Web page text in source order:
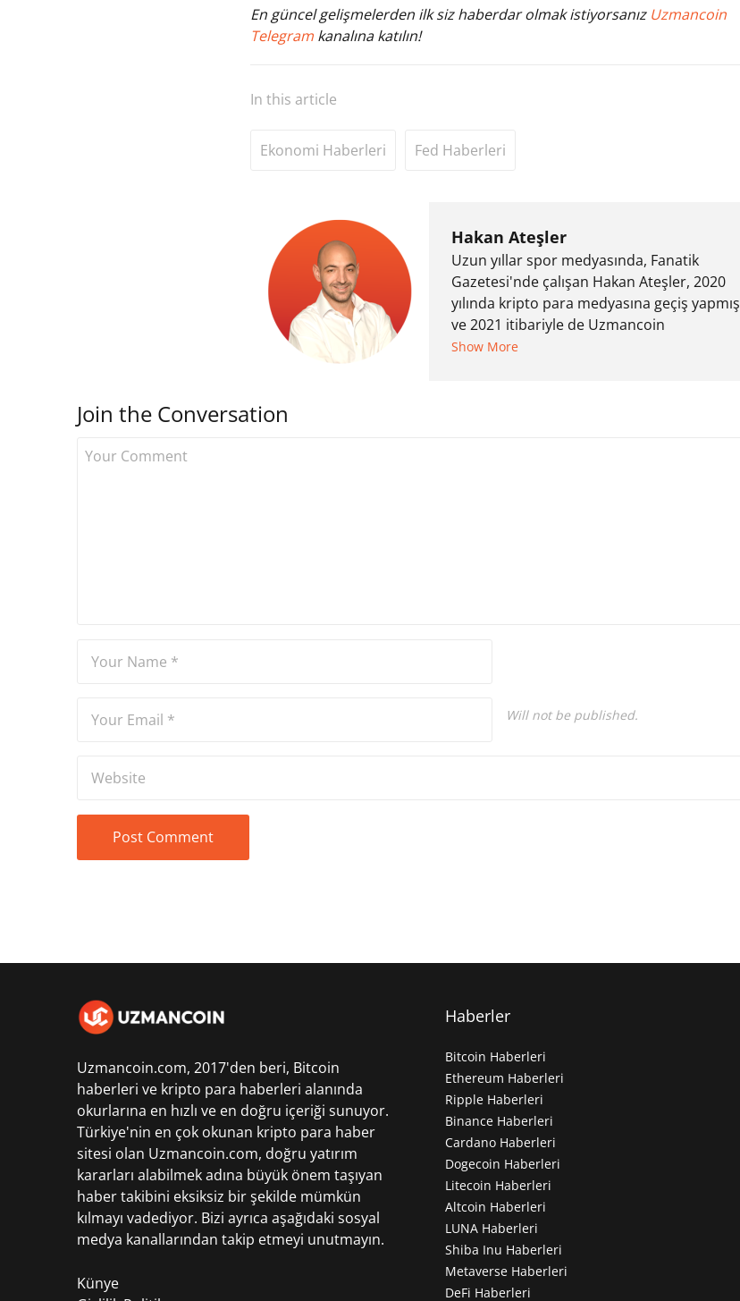
En güncel gelişmelerden ilk siz haberdar olmak istiyorsanız Uzmancoin
Telegram kanalına katılın!
In this article
Ekonomi Haberleri Fed Haberleri
Hakan Ateşler
Uzun yıllar spor medyasında, Fanatik
Gazetesi'nde çalışan Hakan Ateşler, 2020
yılında kripto para medyasına geçiş yapmış
ve 2021 itibariyle de Uzmancoin
bünyesinde çalışmaya başlamıştır. Notre
Show More
Join the Conversation
Will not be published.
Uzmancoin.com, 2017'den beri, Bitcoin
haberleri ve kripto para haberleri alanında
okurlarına en hızlı ve en doğru içeriği sunuyor.
Türkiye'nin en çok okunan kripto para haber
sitesi olan Uzmancoin.com, doğru yatırım
kararları alabilmek adına büyük önem taşıyan
haber takibini eksiksiz bir şekilde mümkün
kılmayı vadediyor. Bizi ayrıca aşağıdaki sosyal
medya kanallarından takip etmeyi unutmayın.
Künye
Haberler
Bitcoin Haberleri
Ethereum Haberleri
Ripple Haberleri
Binance Haberleri
Cardano Haberleri
Dogecoin Haberleri
Litecoin Haberleri
Altcoin Haberleri
LUNA Haberleri
Shiba Inu Haberleri
Metaverse Haberleri
DeFi Haberleri